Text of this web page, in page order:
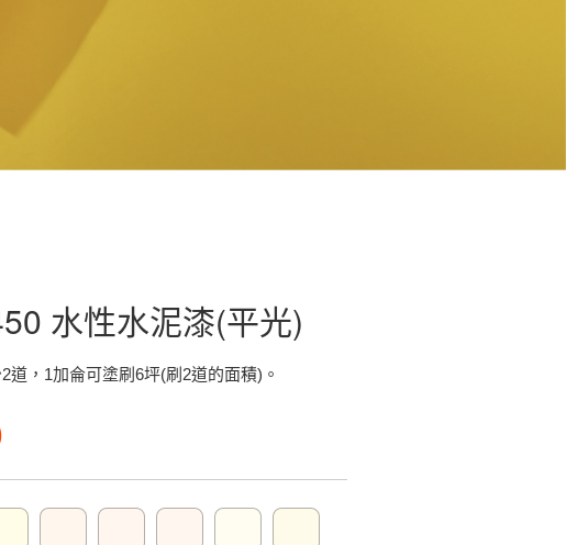
水性水泥漆(平光)
，1加侖可塗刷6坪(刷2道的面積)。